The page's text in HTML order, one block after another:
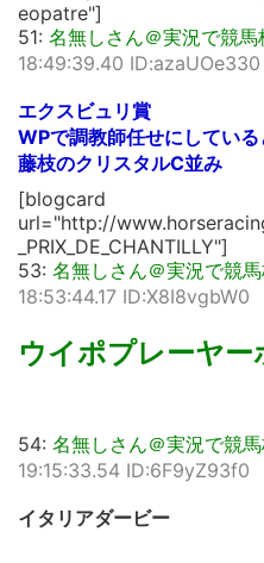
eopatre"]
51: 名無しさん＠実況で競馬
18:49:39.40 ID:azaUOe330
エクスビュリ賞
WPで調教師任せにしている
藤枝のクリスタルC並み
[blogcard
url="http://
_PRIX_DE_CHANTILLY"]
53: 名無しさん＠実況で競馬
18:53:44.17 ID:X8I8vgbW0
ウイポプレーヤ
54: 名無しさん＠実況で競馬
19:15:33.54 ID:6F9yZ93f0
イタリアダービー